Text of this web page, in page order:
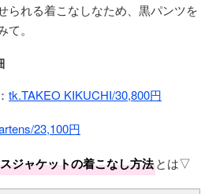
られる着こなしなため、黒パンツを
。
tk.TAKEO KIKUCHI/30,800円
23,100円
ジャケットの着こなし方法とは▽